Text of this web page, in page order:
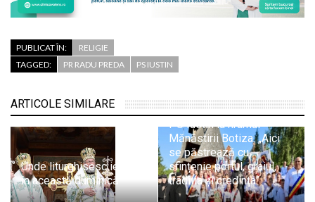
PUBLICAT ÎN:
RELIGIE
TAGGED:
PR RADU PREDA PS IUSTIN
ARTICOLE SIMILARE
Unde liturghisesc ierarhii
în această duminică
PS Iustin la hramul
Mănăstirii Botiza: „Aici
se păstrează cu
sfințenie portul, graiul,
tradiția și credința”